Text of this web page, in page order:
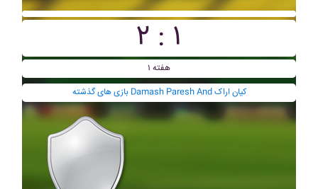
۲ : ۱
هفته ۱
بازی های گذشته Damash Paresh And کيان اراک